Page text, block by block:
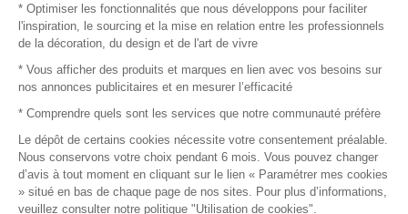
Recrutement
Mentions légales
Conditions commerciales
* Optimiser les fonctionnalités que nous développons pour faciliter
l'inspiration, le sourcing et la mise en relation entre les professionnels
de la décoration, du design et de l'art de vivre
* Vous afficher des produits et marques en lien avec vos besoins sur
nos annonces publicitaires et en mesurer l’efficacité
* Comprendre quels sont les services que notre communauté préfère
Le dépôt de certains cookies nécessite votre consentement préalable.
Nous conservons votre choix pendant 6 mois. Vous pouvez changer
d’avis à tout moment en cliquant sur le lien « Paramétrer mes cookies
» situé en bas de chaque page de nos sites. Pour plus d’informations,
veuillez consulter notre politique "Utilisation de cookies".